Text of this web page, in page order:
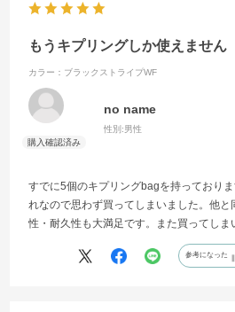
もうキプリングしか使えません
カラー：ブラックストライプWF
no name
性別:男性
すでに5個のキプリングbagを持っており
れなので思わず買ってしまいました。他
性・耐久性も大満足です。また買ってしま
参考になった